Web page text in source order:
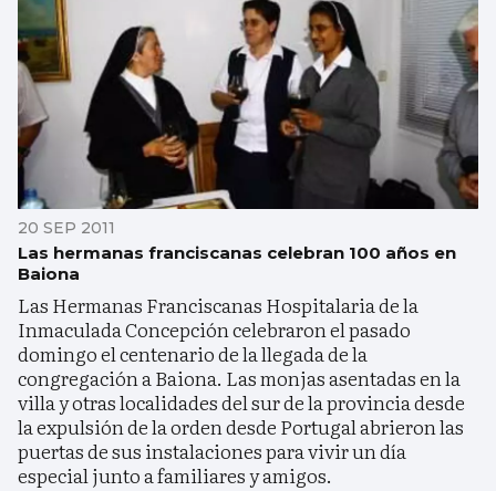
20 SEP 2011
Las hermanas franciscanas celebran 100 años en
Baiona
Las Hermanas Franciscanas Hospitalaria de la
Inmaculada Concepción celebraron el pasado
domingo el centenario de la llegada de la
congregación a Baiona. Las monjas asentadas en la
villa y otras localidades del sur de la provincia desde
la expulsión de la orden desde Portugal abrieron las
puertas de sus instalaciones para vivir un día
especial junto a familiares y amigos.